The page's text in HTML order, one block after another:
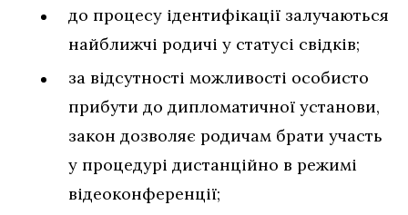
до процесу ідентифікації залучаються
найближчі родичі у статусі свідків;
за відсутності можливості особисто
прибути до дипломатичної установи,
закон дозволяє родичам брати участь
у процедурі дистанційно в режимі
відеоконференції;